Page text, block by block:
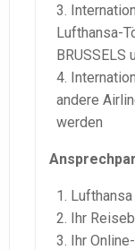
Lufthansa-
BRUSSELS
andere
werden
Ihr
Ihr